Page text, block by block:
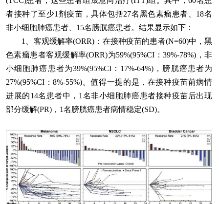
者接种了至少1剂疫苗，具体包括27名黑色素瘤患者、18名
非小细胞肺癌患者、15名膀胱癌患者。结果显示如下：
1、客观缓解率(ORR) ：在接种疫苗的患者(N=60)中，黑
色素瘤患者客观缓解率(ORR)为59%(95%CI：39%-78%)，非
小细胞肺癌患者为39%(95%CI：17%-64%)，膀胱癌患者为
27%(95%CI：8%-55%)。值得一提的是，在接种疫苗前病情
进展的14名患者中，1名非小细胞肺癌患者接种疫苗后出现
部分缓解(PR)，1名膀胱癌患者病情稳定(SD)。